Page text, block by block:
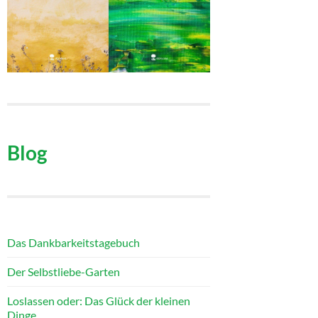
Blog
Das Dankbarkeitstagebuch
Der Selbstliebe-Garten
Loslassen oder: Das Glück der kleinen
Dinge